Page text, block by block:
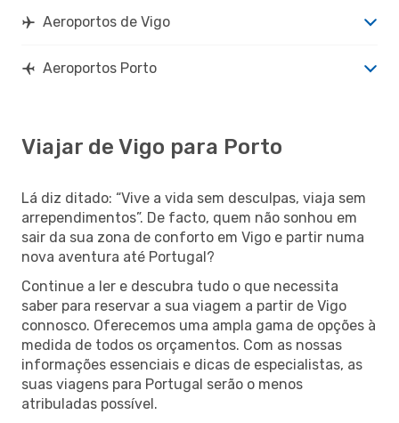
Aeroportos de Vigo
Aeroportos Porto
Viajar de Vigo para Porto
Lá diz ditado: “Vive a vida sem desculpas, viaja sem
arrependimentos”. De facto, quem não sonhou em
sair da sua zona de conforto em Vigo e partir numa
nova aventura até Portugal?
Continue a ler e descubra tudo o que necessita
saber para reservar a sua viagem a partir de Vigo
connosco. Oferecemos uma ampla gama de opções à
medida de todos os orçamentos. Com as nossas
informações essenciais e dicas de especialistas, as
suas viagens para Portugal serão o menos
atribuladas possível.